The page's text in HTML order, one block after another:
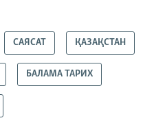
САЯСАТ ҚАЗАҚСТАН
БАЛАМА ТАРИХ